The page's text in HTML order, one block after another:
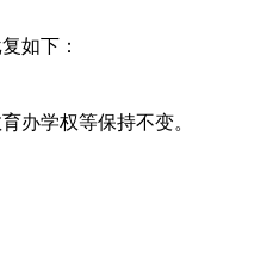
如下：
办学权等保持不变。